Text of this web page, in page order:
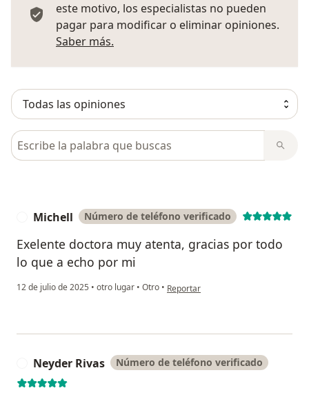
este motivo, los especialistas no pueden
pagar para modificar o eliminar opiniones.
Saber más.
Busca en opiniones
Michell Número de teléfono verificado
Exelente doctora muy atenta, gracias por todo
lo que a echo por mi
12 de julio de 2025 • otro lugar • Otro • en opinión del usuario Michell
Reportar
Neyder Rivas Número de teléfono verificado